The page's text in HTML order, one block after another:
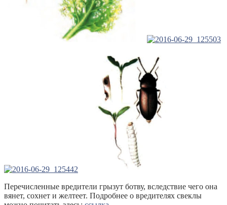
Перечисленные вредители грызут ботву, вследствие чего она
вянет, сохнет и желтеет. Подробнее о вредителях свеклы